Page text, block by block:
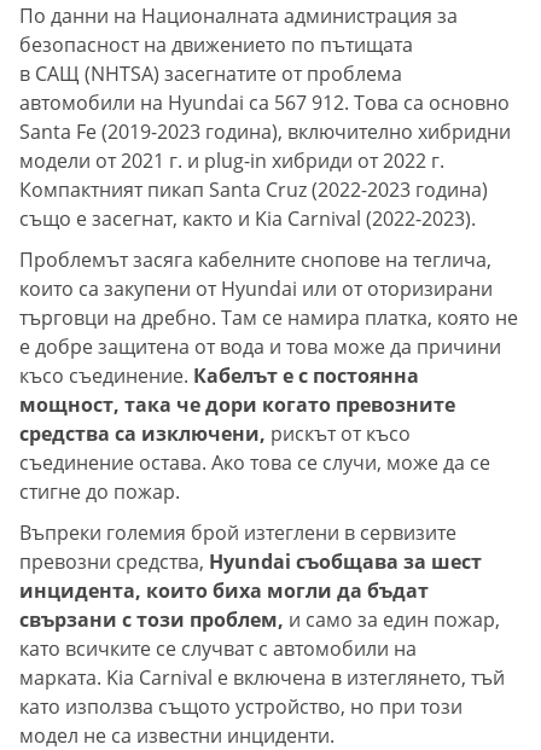
По данни на Националната администрация за
безопасност на движението по пътищата
в САЩ (NHTSA) засегнатите от проблема
автомобили на Hyundai са 567 912. Това са основно
Santa Fe (2019-2023 година), включително хибридни
модели от 2021 г. и plug-in хибриди от 2022 г.
Компактният пикап Santa Cruz (2022-2023 година)
също е засегнат, както и Kia Carnival (2022-2023).
Проблемът засяга кабелните снопове на теглича,
които са закупени от Hyundai или от оторизирани
търговци на дребно. Там се намира платка, която не
е добре защитена от вода и това може да причини
късо съединение. Кабелът е с постоянна
мощност, така че дори когато превозните
средства са изключени, рискът от късо
съединение остава. Ако това се случи, може да се
стигне до пожар.
Въпреки големия брой изтеглени в сервизите
превозни средства, Hyundai съобщава за шест
инцидента, които биха могли да бъдат
свързани с този проблем, и само за един пожар,
като всичките се случват с автомобили на
марката. Kia Carnival е включена в изтеглянето, тъй
като използва същото устройство, но при този
модел не са известни инциденти.